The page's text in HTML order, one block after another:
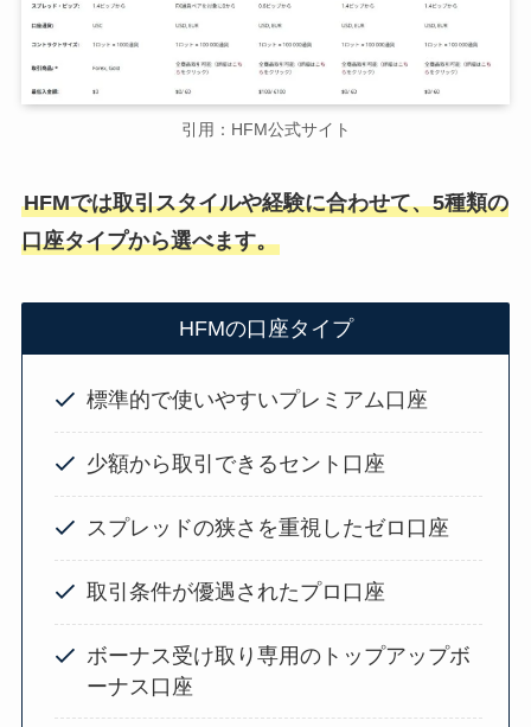
引用：HFM公式サイト
HFMでは取引スタイルや経験に合わせて、5種類の
口座タイプから選べます。
HFMの口座タイプ
標準的で使いやすいプレミアム口座
少額から取引できるセント口座
スプレッドの狭さを重視したゼロ口座
取引条件が優遇されたプロ口座
ボーナス受け取り専用のトップアップボ
ーナス口座